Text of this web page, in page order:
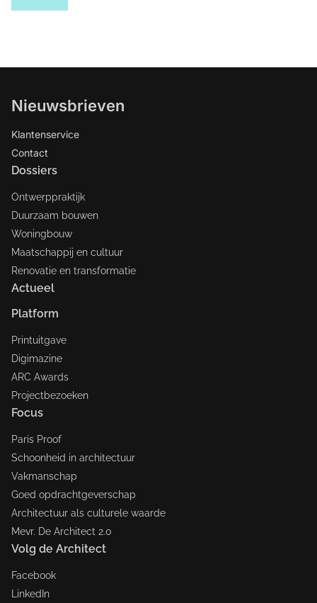
Nieuwsbrieven
Klantenservice
Contact
Dossiers
Ontwerppraktijk
Duurzaam bouwen
Woningbouw
Maatschappij en cultuur
Renovatie en transformatie
Actueel
Platform
Printuitgave
Digimazine
ARC Awards
Projectbezoeken
Focus
Paris Proof
Schoonheid in architectuur
Vakmanschap
Goed opdrachtgeverschap
Architectuur als culturele waarde
Mevr. De Architect 2.0
Volg de Architect
Facebook
LinkedIn